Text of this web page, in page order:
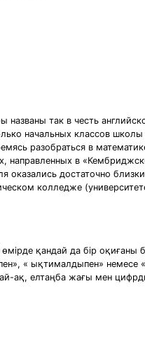
так в честь
начальных классов
разобраться в
направленных в
оказались достаточно
колледже
қандай да бір оқиғаны
« ықтималдыпен» немесе
ақ, елтаңба жағы мен